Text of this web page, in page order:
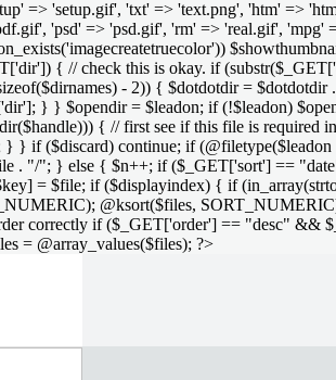
=> 'setup.gif', 'txt' => 'text.png', 'htm' =>
'psd' => 'psd.gif', 'rm' => 'real.gif', 'mpg'
{ // check this is okay. if
- 2)) { $dotdotdir = $dotdotdir
} } $opendir = $leadon; if (!$leadon)
{ // first see if this file is required
} } if ($discard) continue; if
. "/"; } else { $n++; if ($_GET['sort'] ==
= $file; if ($displayindex) { if
@ksort($files,
correctly if ($_GET['order'] == "desc" &&
= @array_values($files); ?>